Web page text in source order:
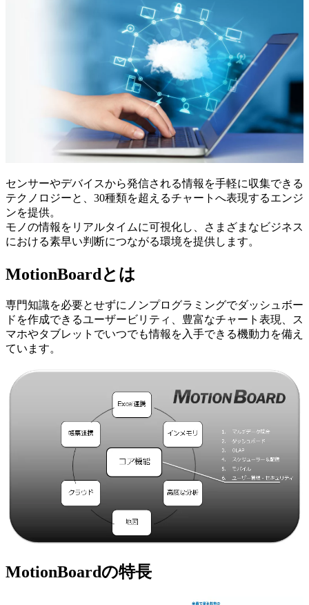
センサーやデバイスから発信される情報を手軽に収集できる
テクノロジーと、30種類を超えるチャートへ表現するエンジ
ンを提供。
モノの情報をリアルタイムに可視化し、さまざまなビジネス
における素早い判断につながる環境を提供します。
MotionBoardとは
専門知識を必要とせずにノンプログラミングでダッシュボー
ドを作成できるユーザービリティ、豊富なチャート表現、ス
マホやタブレットでいつでも情報を入手できる機動力を備え
ています。
MotionBoardの特長